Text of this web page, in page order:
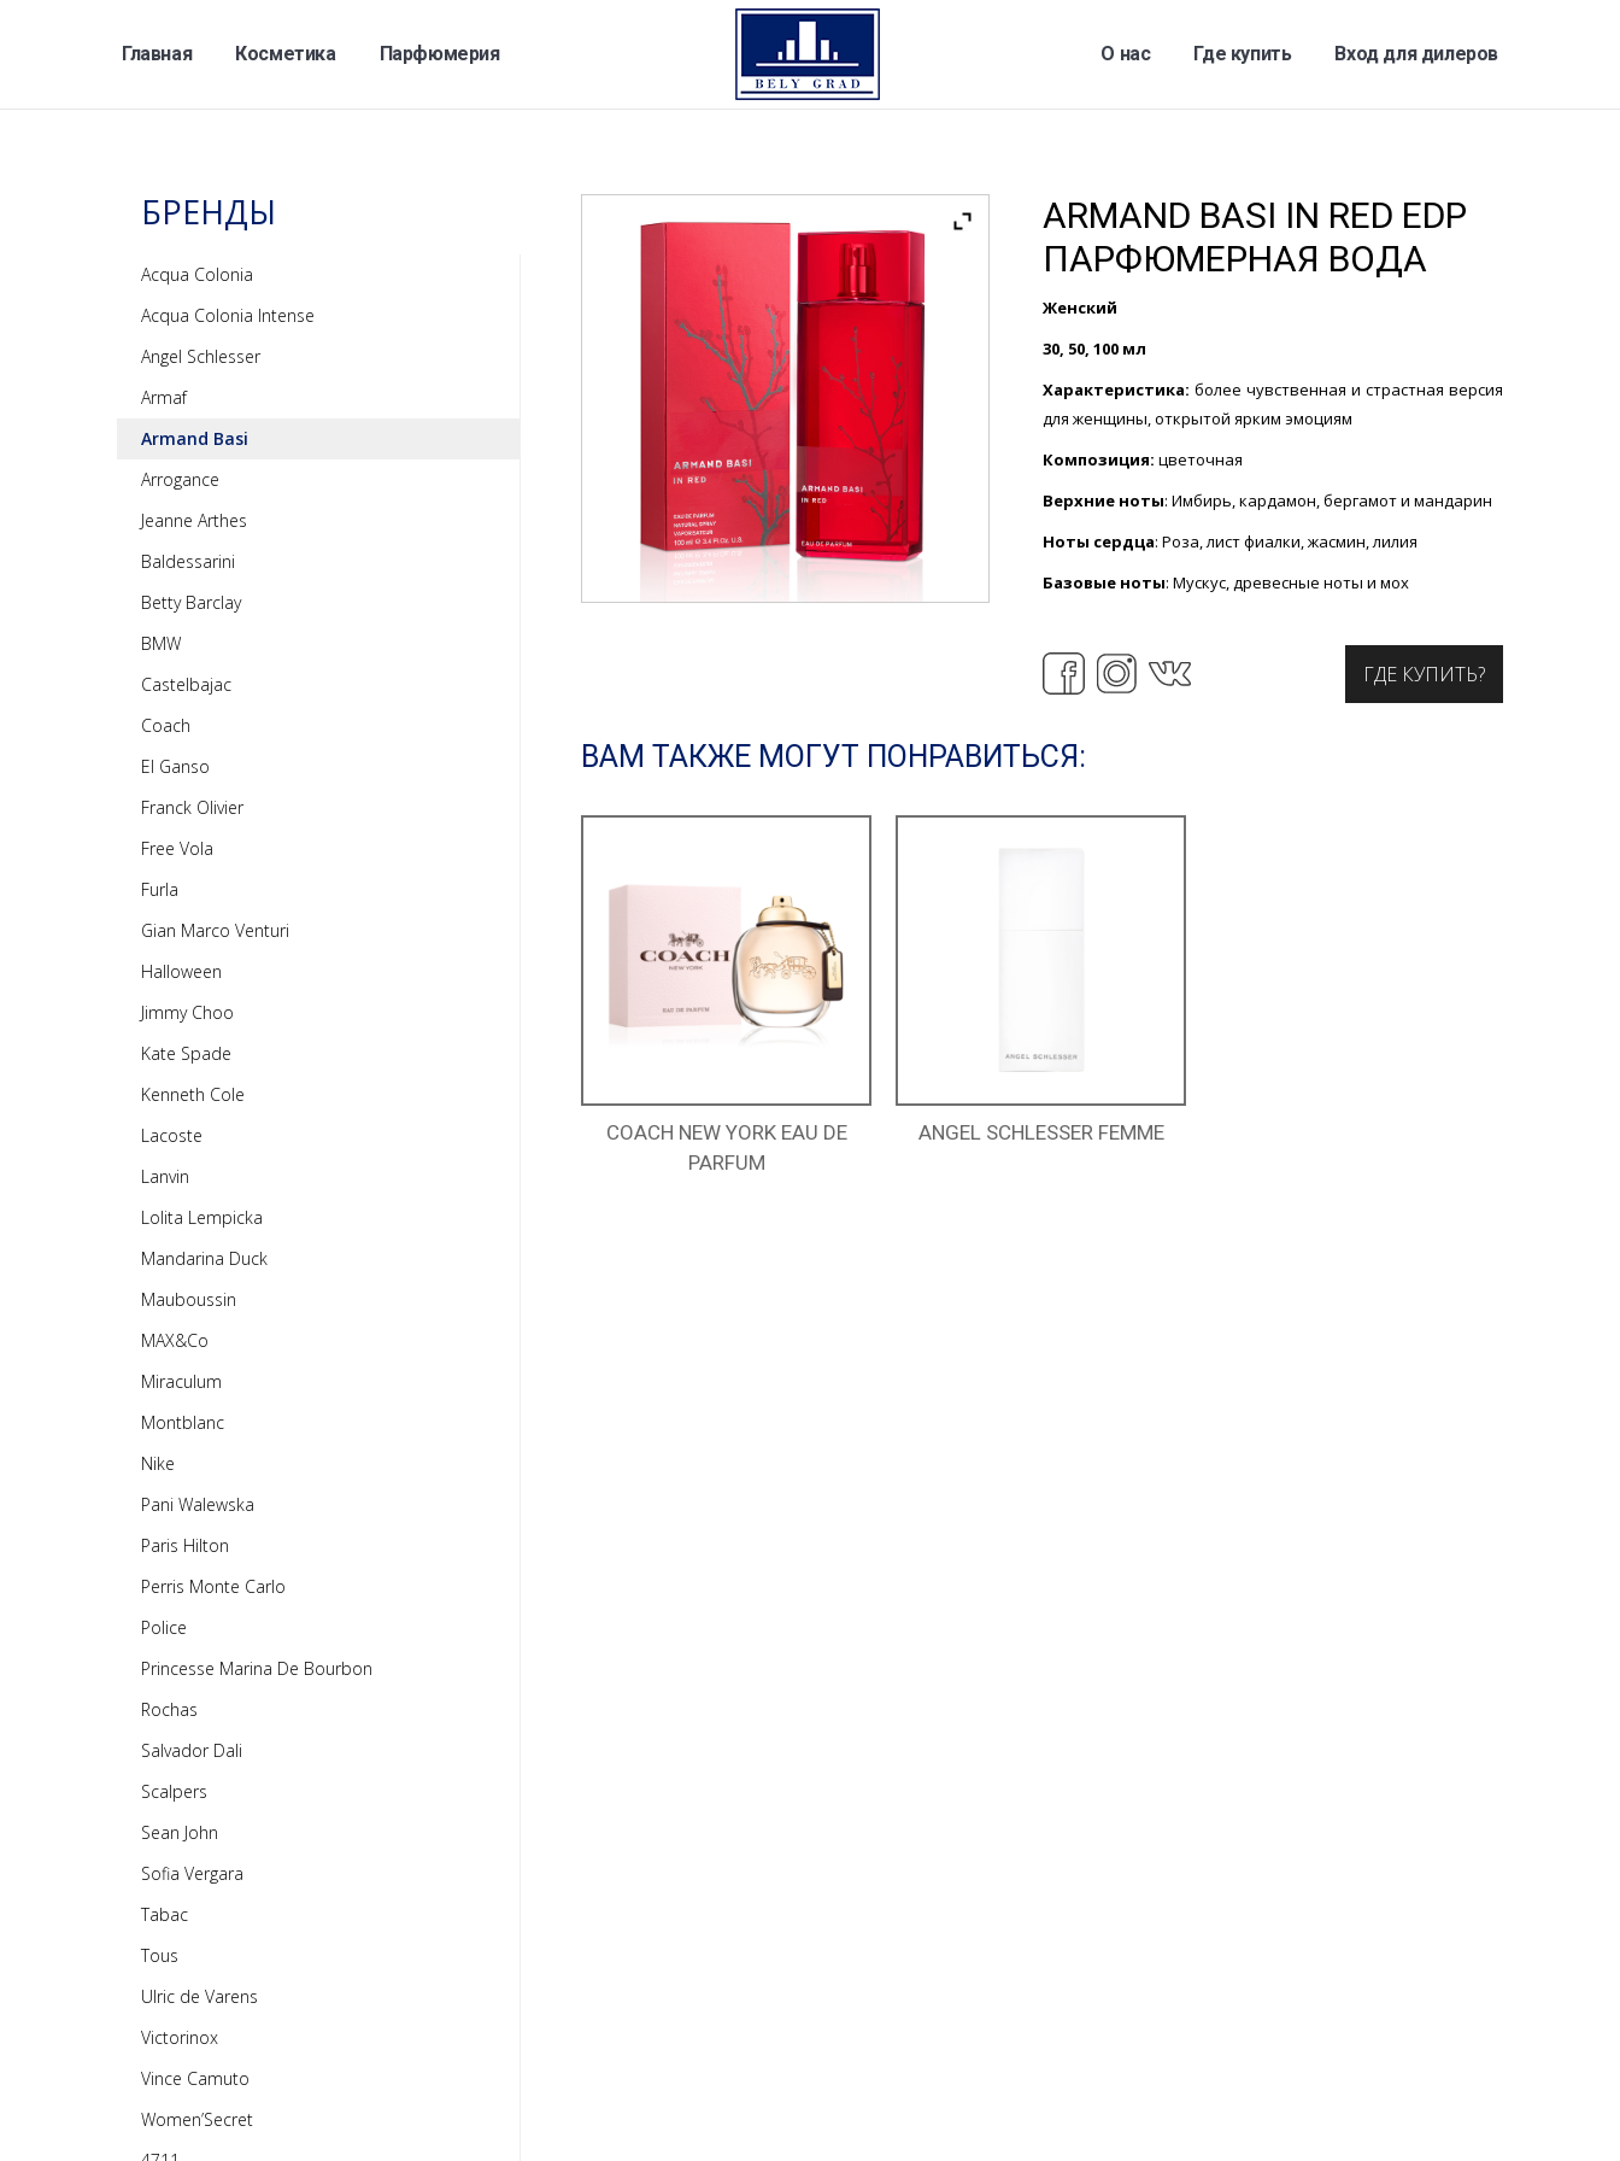
Главная Косметика Парфюмерия О нас Где купить Вход для дилеров
ARMAND BASI IN RED EDP
ПАРФЮМЕРНАЯ ВОДА
Женский
30, 50, 100 мл
Характеристика: более чувственная и страстная версия
для женщины, открытой ярким эмоциям
Композиция: цветочная
Верхние ноты: Имбирь, кардамон, бергамот и мандарин
Ноты сердца: Роза, лист фиалки, жасмин, лилия
Базовые ноты: Мускус, древесные ноты и мох
ГДЕ КУПИТЬ?
ВАМ ТАКЖЕ МОГУТ ПОНРАВИТЬСЯ:
COACH NEW YORK EAU DE
PARFUM
ANGEL SCHLESSER FEMME
БРЕНДЫ
Acqua Colonia
Acqua Colonia Intense
Angel Schlesser
Armaf
Armand Basi
Arrogance
Jeanne Arthes
Baldessarini
Betty Barclay
BMW
Castelbajac
Coach
El Ganso
Franck Olivier
Free Vola
Furla
Gian Marco Venturi
Halloween
Jimmy Choo
Kate Spade
Kenneth Cole
Lacoste
Lanvin
Lolita Lempicka
Mandarina Duck
Mauboussin
MAX&Co
Miraculum
Montblanc
Nike
Pani Walewska
Paris Hilton
Perris Monte Carlo
Police
Princesse Marina De Bourbon
Rochas
Salvador Dali
Scalpers
Sean John
Sofia Vergara
Tabac
Tous
Ulric de Varens
Victorinox
Vince Camuto
Women’Secret